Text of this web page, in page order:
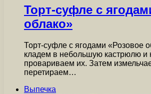
Торт-суфле с
облако»
Торт-суфле с ягодами «Розовое
кладем в небольшую кастрюлю и
провариваем их. Затем
перетираем…
Выпечка